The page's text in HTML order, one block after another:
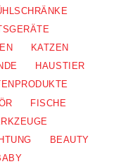
KATZEN
HAUSTIER
FISCHE
BEAUTY